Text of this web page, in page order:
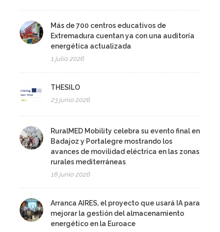
Más de 700 centros educativos de
Extremadura cuentan ya con una auditoría
energética actualizada
1 julio 2026
THESILO
23 junio 2026
RuralMED Mobility celebra su evento final en
Badajoz y Portalegre mostrando los
avances de movilidad eléctrica en las zonas
rurales mediterráneas
18 junio 2026
Arranca AIRES, el proyecto que usará IA para
mejorar la gestión del almacenamiento
energético en la Euroace